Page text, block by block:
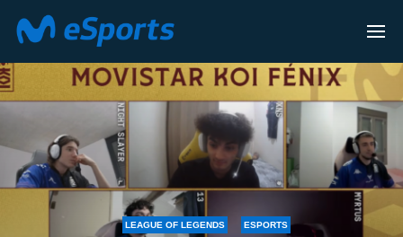
LEAGUE OF LEGENDS
LEAGUE OF LEGENDS ESPORTS